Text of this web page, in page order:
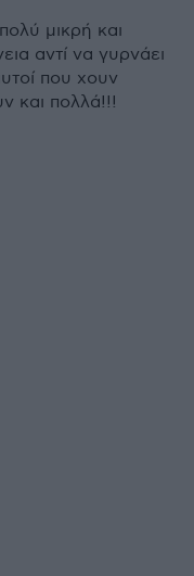
μικρή και
αντί να γυρνάει
που χουν
και πολλά!!!